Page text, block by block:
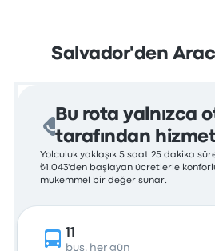
Salvador'den
Bu rota yalnızca
tarafından
Yolculuk yaklaşık 5 saat 25 dakika
₺1.043'den başlayan ücretlerle
mükemmel bir değer sunar.
11
bus, her gün